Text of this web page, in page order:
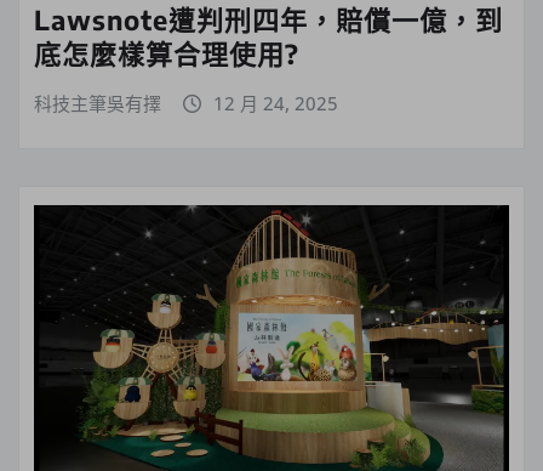
Lawsnote遭判刑四年，賠償一億，到
底怎麼樣算合理使用?
科技主筆吳有擇 12 月 24, 2025